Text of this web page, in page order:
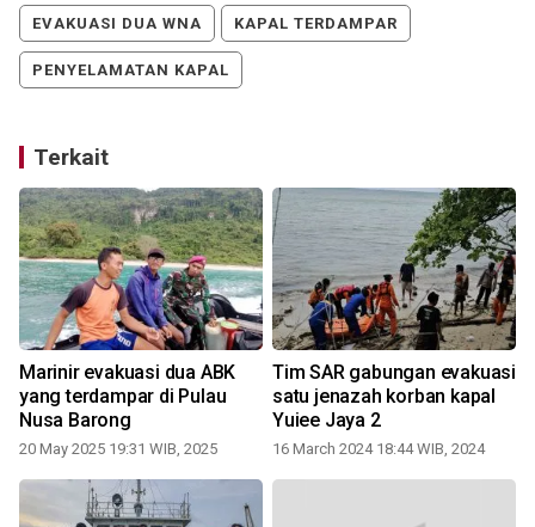
EVAKUASI DUA WNA KAPAL TERDAMPAR
PENYELAMATAN KAPAL
Terkait
Marinir evakuasi dua ABK
yang terdampar di Pulau
Nusa Barong
20 May 2025 19:31 WIB, 2025
Tim SAR gabungan evakuasi
satu jenazah korban kapal
Yuiee Jaya 2
16 March 2024 18:44 WIB, 2024